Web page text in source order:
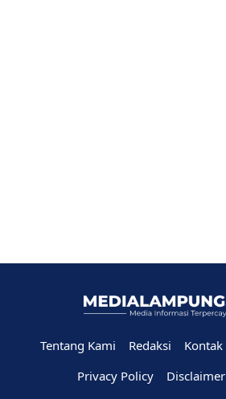
Tentang Kami Redaksi Kontak
Privacy Policy
Disclaimer